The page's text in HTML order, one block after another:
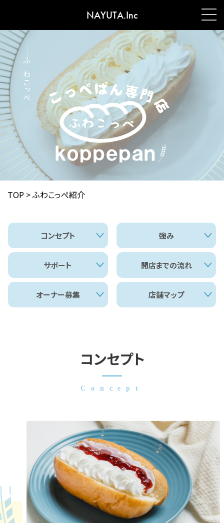
NAYUTA.Inc
ふわこっぺ
TOP >ふわこっぺ紹介
コンセプト 強み
サポート 開店までの流れ
オーナー募集 店舗マップ
コンセプト